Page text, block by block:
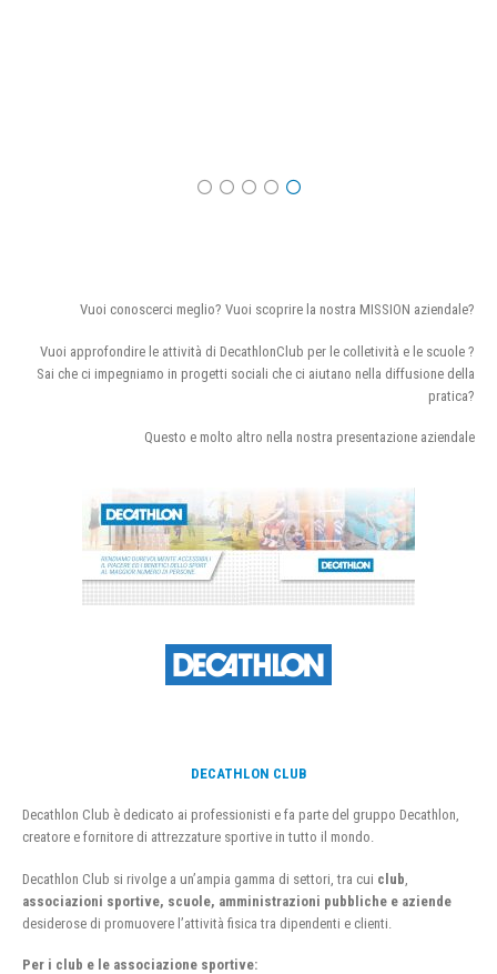
Vuoi conoscerci meglio? Vuoi scoprire la nostra MISSION aziendale?
Vuoi approfondire le attività di DecathlonClub per le colletività e le scuole ?
Sai che ci impegniamo in progetti sociali che ci aiutano nella diffusione della
pratica?
Questo e molto altro nella nostra presentazione aziendale
DECATHLON CLUB
Decathlon Club è dedicato ai professionisti e fa parte del gruppo Decathlon,
creatore e fornitore di attrezzature sportive in tutto il mondo.
Decathlon Club si rivolge a un’ampia gamma di settori, tra cui club
associazioni sportive, scuole, amministrazioni pubbliche e aziende
desiderose di promuovere l’attività fisica tra dipendenti e clienti.
Per i club e le associazione sportive: